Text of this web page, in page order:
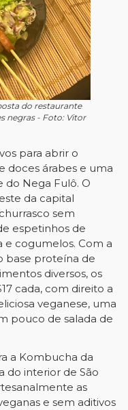
do restaurante
negras - Foto: Vitor
para abrir o
doces árabes e uma
do Nega Fulô. O
da capital
sem
espetinhos de
e cogumelos. Com a
base proteína de
diversos, os
cada, com direito a
veganese, uma
pouco de salada de
a Kombucha da
do interior de São
as
e sem aditivos